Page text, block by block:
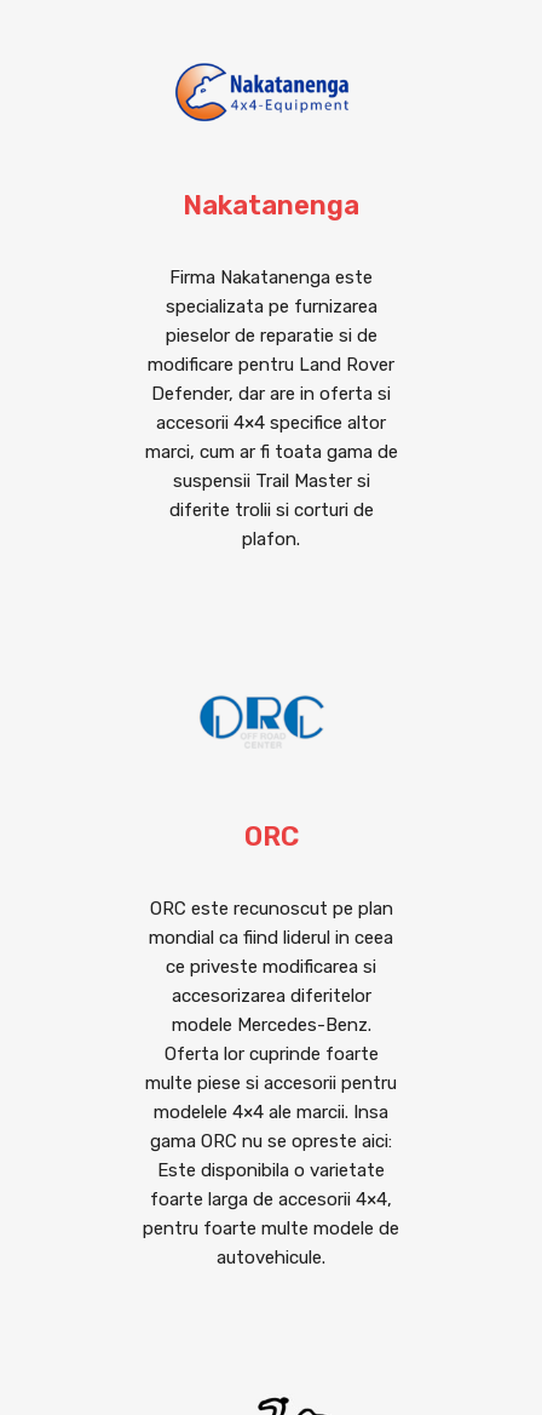
Nakatanenga
Firma Nakatanenga este
specializata pe furnizarea
pieselor de reparatie si de
modificare pentru Land Rover
Defender, dar are in oferta si
accesorii 4×4 specifice altor
marci, cum ar fi toata gama de
suspensii Trail Master si
diferite trolii si corturi de
plafon.
ORC
ORC este recunoscut pe plan
mondial ca fiind liderul in ceea
ce priveste modificarea si
accesorizarea diferitelor
modele Mercedes-Benz.
Oferta lor cuprinde foarte
multe piese si accesorii pentru
modelele 4×4 ale marcii. Insa
gama ORC nu se opreste aici:
Este disponibila o varietate
foarte larga de accesorii 4×4,
pentru foarte multe modele de
autovehicule.